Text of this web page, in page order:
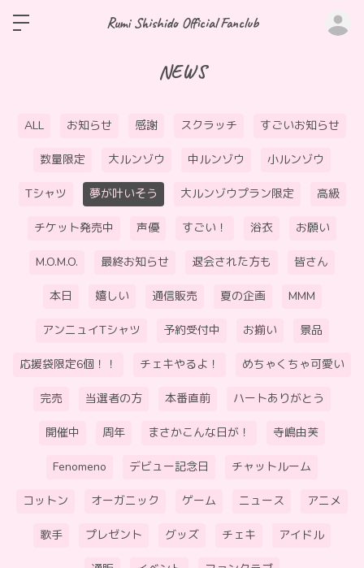
Rumi Shishido Official Fanclub
NEWS
ALL お知らせ 感謝 スクラッチ すごいお知らせ
数量限定 大ルンゾウ 中ルンゾウ 小ルンゾウ
Tシャツ 夢が叶いそう 大ルンゾウプラン限定 高級
チケット発売中 声優 すごい！ 浴衣 お願い
M.O.M.O. 最終お知らせ 退会された方も 皆さん
本日 嬉しい 通信販売 夏の企画 MMM
アンニュイTシャツ 予約受付中 お揃い 景品
応援袋限定6個！！ チェキやるよ！ めちゃくちゃ可愛い
完売 当選者の方 本番直前 ハートありがとう
開催中 周年 まさかこんな日が！ 寺嶋由芙
Fenomeno デビュー記念日 チャットルーム
コットン オーガニック ゲーム ニュース アニメ
歌手 プレゼント グッズ チェキ アイドル